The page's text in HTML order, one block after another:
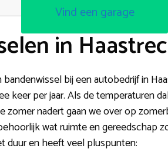
Vind een garage
in
bandenwissel bij een autobedrijf in
keer per jaar. Als de temperaturen
zomer nadert gaan we over op
wat ruimte en gereedschap
duur en heeft veel pluspunten: